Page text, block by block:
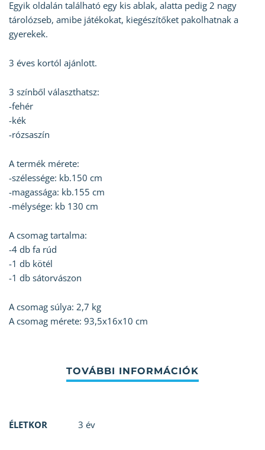
Egyik oldalán található egy kis ablak, alatta pedig 2 nagy
tárolózseb, amibe játékokat, kiegészítőket pakolhatnak a
gyerekek.
3 éves kortól ajánlott.
3 színből választhatsz:
-fehér
-kék
-rózsaszín
A termék mérete:
-szélessége: kb.150 cm
-magassága: kb.155 cm
-mélysége: kb 130 cm
A csomag tartalma:
-4 db fa rúd
-1 db kötél
-1 db sátorvászon
A csomag súlya: 2,7 kg
A csomag mérete: 93,5x16x10 cm
ÉLETKOR 3 év